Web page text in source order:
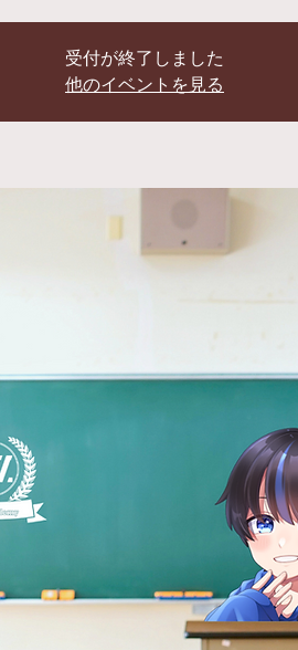
受付が終了しました
他のイベントを見る